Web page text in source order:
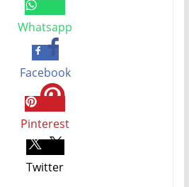
Whatsapp
Facebook
Pinterest
Twitter